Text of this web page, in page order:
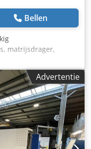
Bellen
matrijsdrager,
pons,
Apvekr -
-Maten:
Advertentie